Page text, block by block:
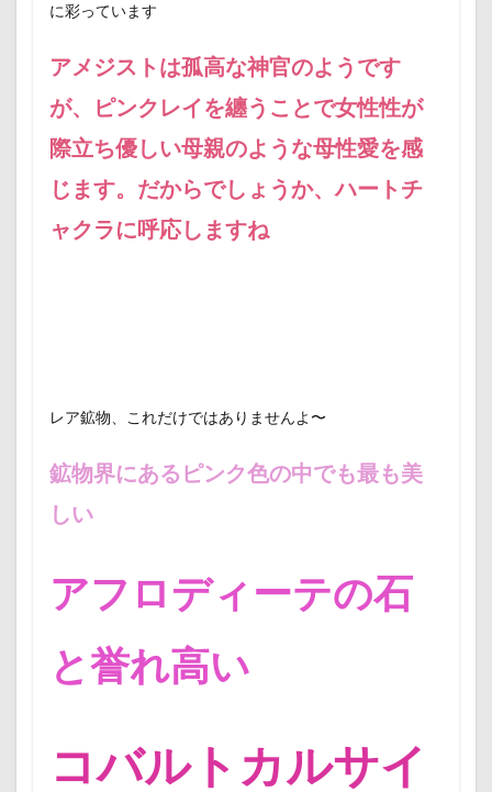
に彩っています
アメジストは孤高な神官のようです
が、ピンクレイを纏うことで女性性が
際立ち優しい母親のような母性愛を感
じます。だからでしょうか、ハートチ
ャクラに呼応しますね
レア鉱物、これだけではありませんよ〜
鉱物界にあるピンク色の中でも最も美
しい
アフロディーテの石
と誉れ高い
コバルトカルサイ